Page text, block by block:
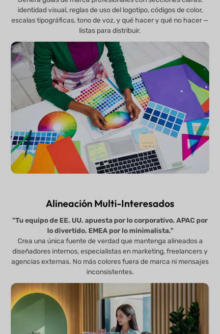
identidad visual, reglas de uso del logotipo, códigos de color,
escalas tipográficas, tono de voz, y qué hacer y qué no hacer —
listas para distribuir.
Alineación Multi-Interesados
"Tu equipo de EE. UU. apuesta por lo corporativo. APAC por
lo divertido. EMEA por lo minimalista."
Crea una única fuente de verdad que mantenga alineados a
diseñadores internos, especialistas en marketing, freelancers y
agencias externas. No más colores fuera de marca ni mensajes
inconsistentes.